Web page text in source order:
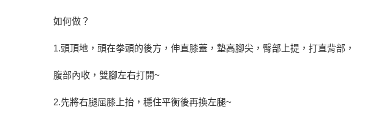
如何做？
1.頭頂地，頭在拳頭的後方，伸直膝蓋，墊高腳尖，臀部上提，打直背部，
腹部內收，雙腳左右打開~
2.先將右腿屈膝上抬，穩住平衡後再換左腿~